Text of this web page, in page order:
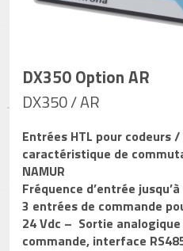
DX350 Option AR
DX350 / AR
Entrées HTL pour codeurs
caractéristique de
NAMUR
Fréquence d’entrée
3 entrées de commande
24 Vdc – Sortie
commande, interface